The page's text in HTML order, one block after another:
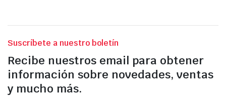
Suscríbete a nuestro boletín
Recibe nuestros email para obtener
información sobre novedades, ventas
y mucho más.